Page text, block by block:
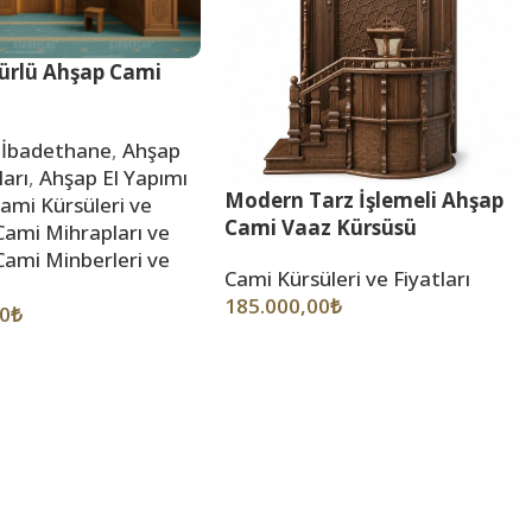
Ahşap Cami
, Ahşap
, Ahşap El Yapımı
Kürsüleri ve
Mihrapları ve
Minberleri ve
₺
Modern Tarz İşlemeli Ahşap
Cami Vaaz Kürsüsü
Cami Kürsüleri ve Fiyatları
185.000,00₺